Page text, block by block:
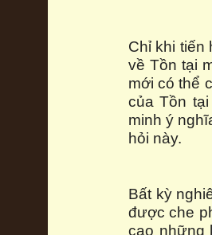
Chỉ khi tiến
về Tồn tại
mới có thể
của Tồn
minh ý
hỏi này.
Bất kỳ
được che
cao những